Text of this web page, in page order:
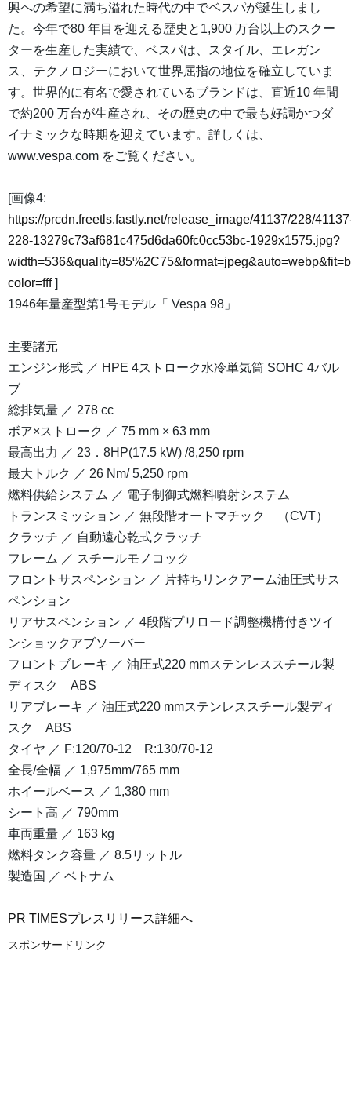
興への希望に満ち溢れた時代の中でベスパが誕生しまし
た。今年で80 年目を迎える歴史と1,900 万台以上のスクー
ターを生産した実績で、ベスパは、スタイル、エレガン
ス、テクノロジーにおいて世界屈指の地位を確立していま
す。世界的に有名で愛されているブランドは、直近10 年間
で約200 万台が生産され、その歴史の中で最も好調かつダ
イナミックな時期を迎えています。詳しくは、
www.vespa.com をご覧ください。
[画像4:
https://prcdn.freetls.fastly.net/release_image/41137/228/
228-13279c73af681c475d6da60fc0cc53bc-1929x1575.jpg?
color=fff]
1946年量産型第1号モデル「 Vespa 98」
主要諸元
エンジン形式 ／ HPE 4ストローク水冷単気筒 SOHC 4バル
ブ
総排気量 ／ 278 cc
ボア×ストローク ／ 75 mm × 63 mm
最高出力 ／ 23．8HP(17.5 kW) /8,250 rpm
最大トルク ／ 26 Nm/ 5,250 rpm
燃料供給システム ／ 電子制御式燃料噴射システム
トランスミッション ／ 無段階オートマチック （CVT）
クラッチ ／ 自動遠心乾式クラッチ
フレーム ／ スチールモノコック
フロントサスペンション ／ 片持ちリンクアーム油圧式サス
ペンション
リアサスペンション ／ 4段階プリロード調整機構付きツイ
ンショックアブソーバー
フロントブレーキ ／ 油圧式220 mmステンレススチール製
ディスク ABS
リアブレーキ ／ 油圧式220 mmステンレススチール製ディ
スク ABS
タイヤ ／ F:120/70-12 R:130/70-12
全長/全幅 ／ 1,975mm/765 mm
ホイールベース ／ 1,380 mm
シート高 ／ 790mm
車両重量 ／ 163 kg
燃料タンク容量 ／ 8.5リットル
製造国 ／ ベトナム
PR TIMESプレスリリース詳細へ
スポンサードリンク